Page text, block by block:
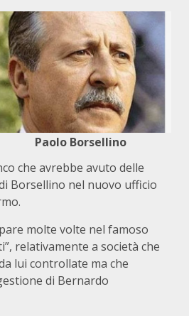
Paolo Borsellino
che avrebbe avuto delle
Borsellino nel nuovo ufficio
molte volte nel famoso
relativamente a società che
lui controllate ma che
di Bernardo